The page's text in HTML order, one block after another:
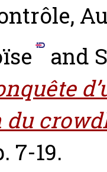
and
7-19.